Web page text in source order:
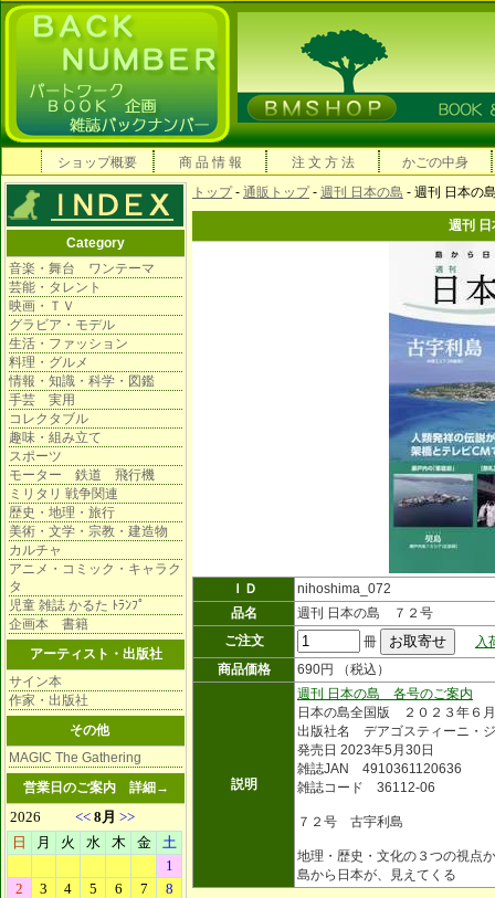
ショップ概要 商 品 情 報 注 文 方 法 かごの中身
Category
音楽・舞台 ワンテーマ
芸能・タレント
映画・ＴＶ
グラビア・モデル
生活・ファッション
料理・グルメ
情報・知識・科学・図鑑
手芸 実用
コレクタブル
趣味・組み立て
スポーツ
モーター 鉄道 飛行機
ミリタリ 戦争関連
歴史・地理・旅行
美術・文学・宗教・建造物
カルチャ
アニメ・コミック・キャラク
タ
児童 雑誌 かるた ﾄﾗﾝﾌﾟ
企画本 書籍
アーティスト・出版社
サイン本
作家・出版社
その他
MAGIC The Gathering
営業日のご案内 詳細→
トップ- 通販トップ- 週刊 日本の島 - 週刊 日本の
週刊
ＩＤ
nihoshima_072
品名
週刊 日本の島 ７２号
ご注文
冊
入
商品価格
690円 （税込）
説明
週刊 日本の島 各号のご案内
日本の島全国版 ２０２３年６
出版社名 デアゴスティーニ・
発売日 2023年5月30日
雑誌JAN 4910361120636
雑誌コード 36112-06
７２号 古宇利島
地理・歴史・文化の３つの視点
島から日本が、見えてくる